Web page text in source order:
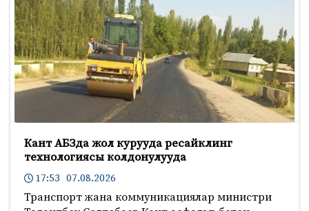
Кант АБЗда жол курууда ресайклинг
технологиясы колдонулууда
17:53 07.08.2026
Транспорт жана коммуникациялар министри